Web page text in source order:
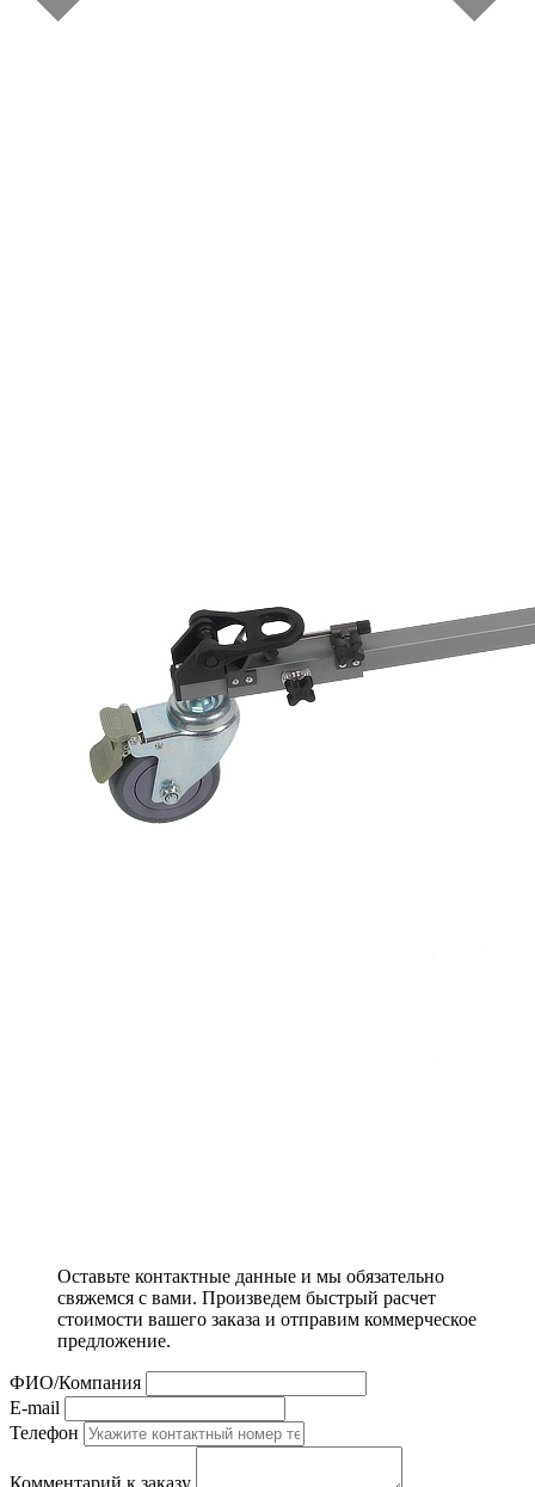
Оставьте контактные данные и мы обязательно
свяжемся с вами. Произведем быстрый расчет
стоимости вашего заказа и отправим коммерческое
предложение.
ФИО/Компания
E-mail
Телефон